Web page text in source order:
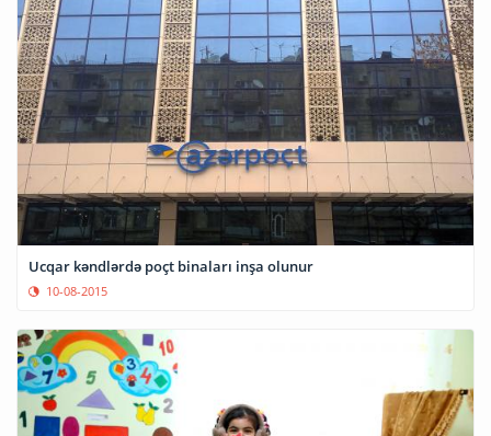
Ucqar kəndlərdə poçt binaları inşa olunur
10-08-2015